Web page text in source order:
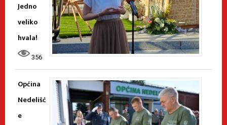
Jedno
veliko
hvala!
356
Općina
Nedelišć
e